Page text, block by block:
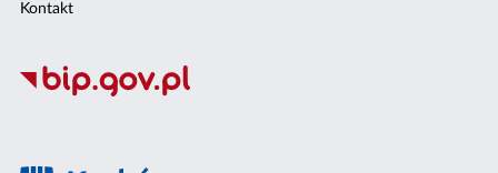
Kontakt